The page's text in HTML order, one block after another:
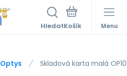
Hledat Menu
Optys Skladová karta malá